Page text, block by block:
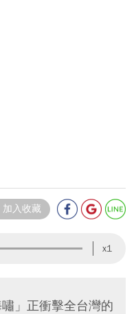
加入收藏
x1
」正衝擊全台灣的